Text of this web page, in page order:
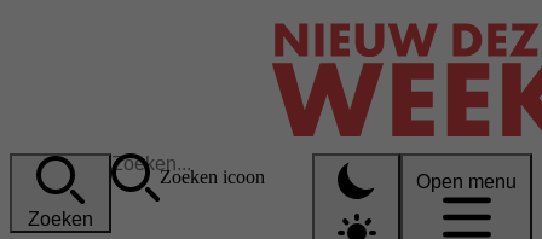
Zoeken
Zoeken icoon Open menu